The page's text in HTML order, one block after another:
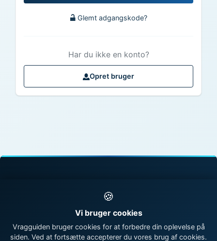
Glemt adgangskode?
Har du ikke en konto?
Opret bruger
vragdatabase
| Om Vragguiden
🍪
Vi bruger cookies
Vragguiden bruger cookies for at forbedre din oplevelse på
siden. Ved at fortsætte accepterer du vores brug af cookies.